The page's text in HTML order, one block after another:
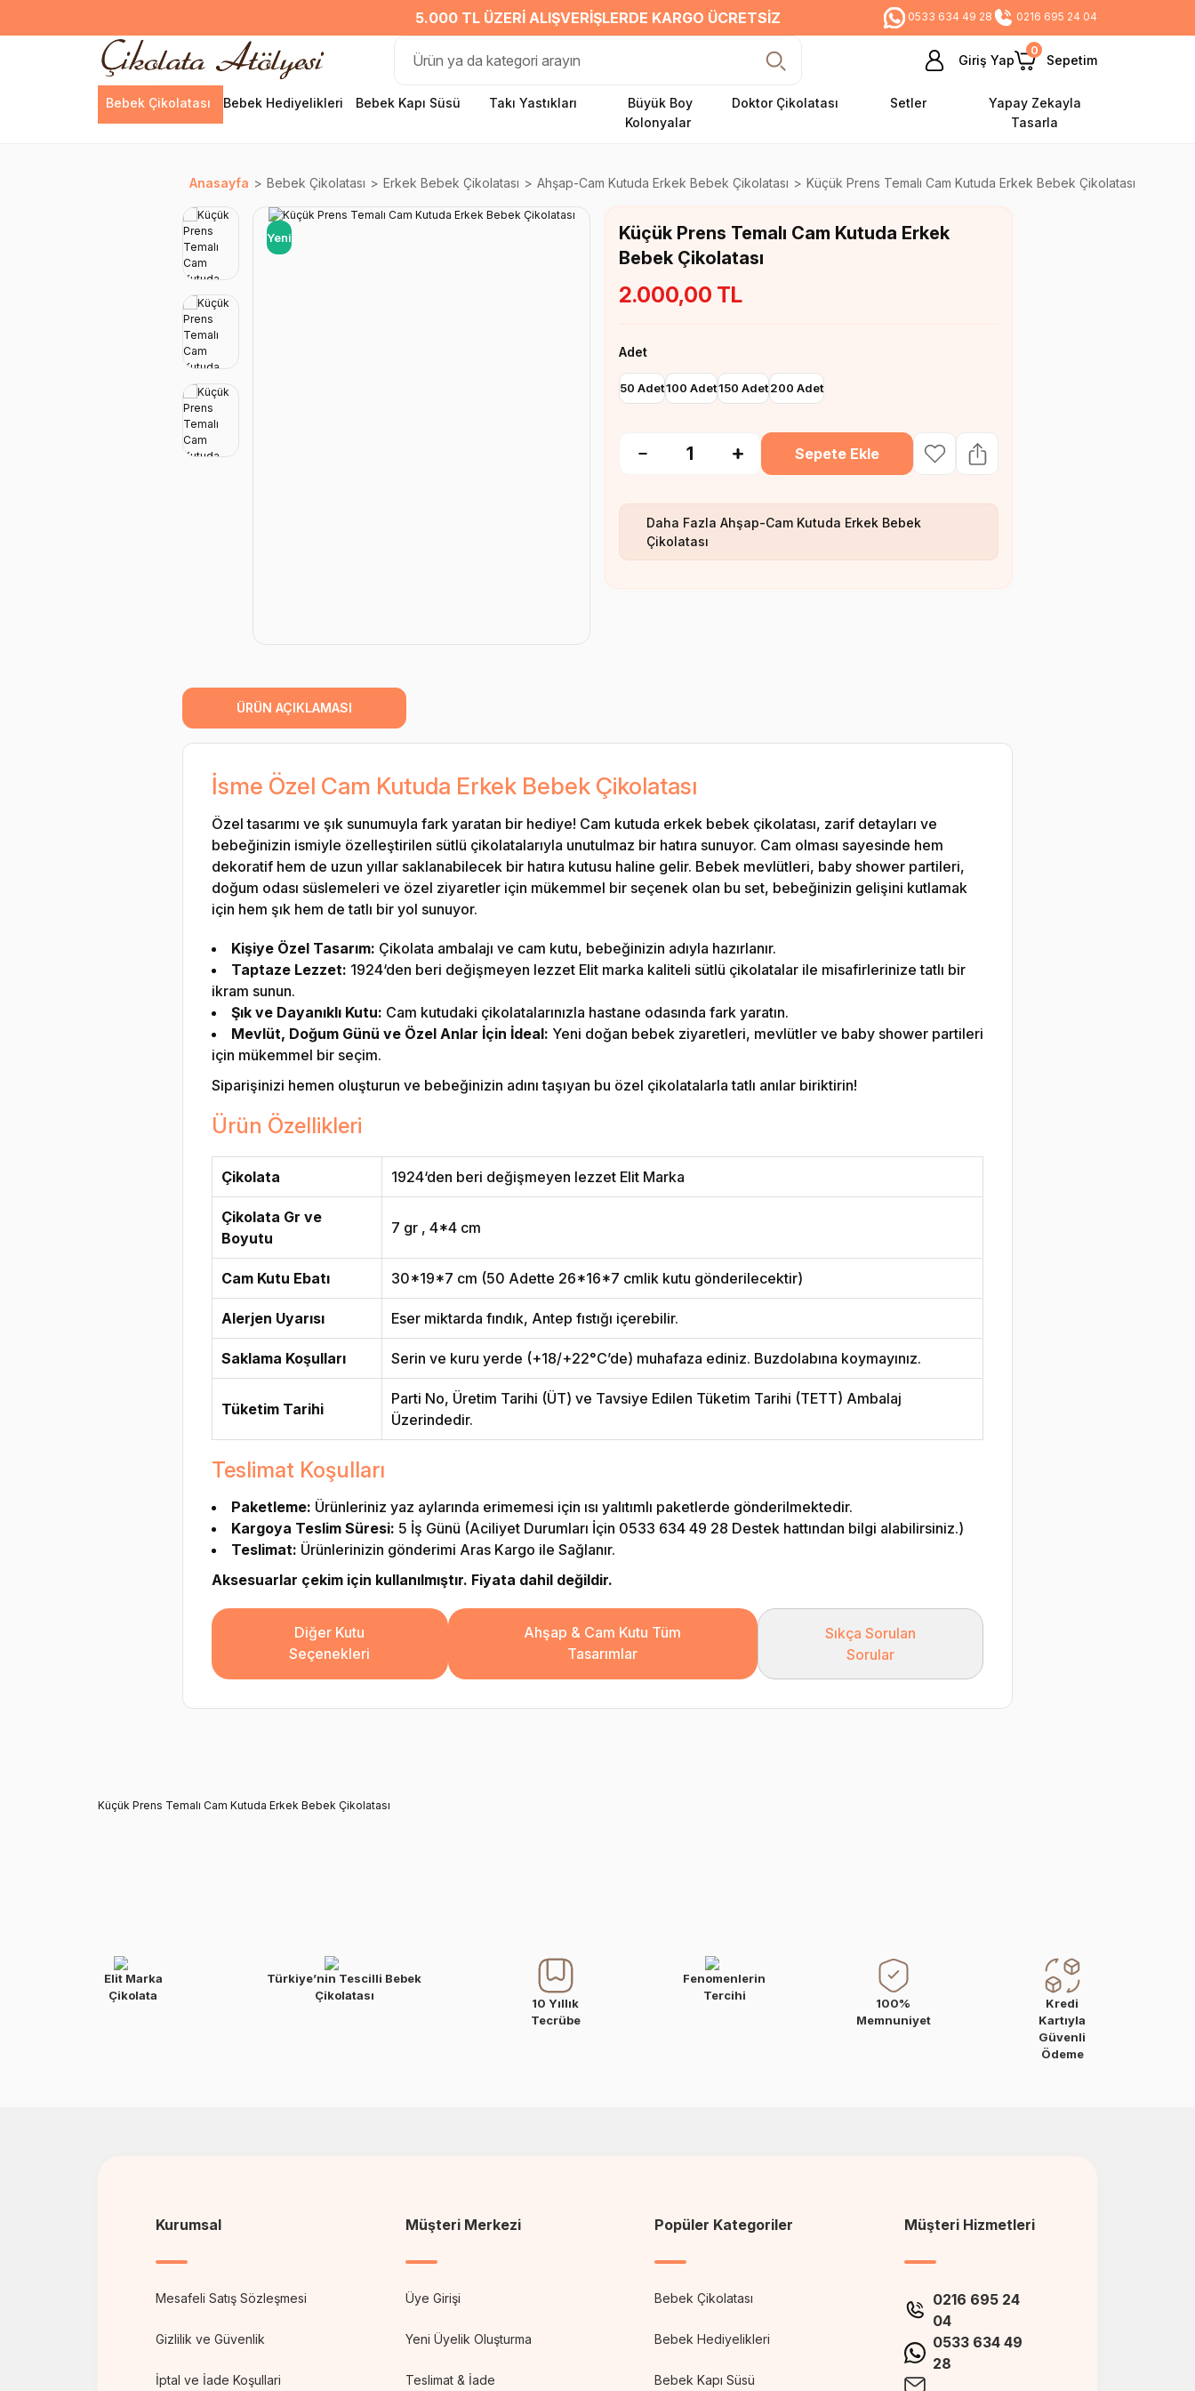
5.000 TL ÜZERI ALIŞVERIŞLERDE KARGO ÜCRETSIZ 0533 634 49 28 0216 695 24 04
Giriş Yap
0
Sepetim
Bebek Çikolatası Bebek Hediyelikleri Bebek Kapı Süsü Takı Yastıkları
Büyük Boy
Kolonyalar
Doktor Çikolatası Setler
Yapay Zekayla
Tasarla
Anasayfa Bebek Çikolatası Erkek Bebek Çikolatası Ahşap-Cam Kutuda Erkek Bebek Çikolatası Küçük Prens Temalı Cam Kutuda Erkek Bebek Çikolatası
Yeni
Küçük Prens Temalı Cam Kutuda Erkek
Bebek Çikolatası
2.000,00 TL
Adet
50 Adet100 Adet150 Adet200 Adet
Sepete Ekle
Daha Fazla Ahşap-Cam Kutuda Erkek Bebek
Çikolatası
ÜRÜN AÇIKLAMASI
İsme Özel Cam Kutuda Erkek Bebek Çikolatası
Özel tasarımı ve şık sunumuyla fark yaratan bir hediye! Cam kutuda erkek bebek çikolatası, zarif detayları ve
bebeğinizin ismiyle özelleştirilen sütlü çikolatalarıyla unutulmaz bir hatıra sunuyor. Cam olması sayesinde hem
dekoratif hem de uzun yıllar saklanabilecek bir hatıra kutusu haline gelir. Bebek mevlütleri, baby shower partileri,
doğum odası süslemeleri ve özel ziyaretler için mükemmel bir seçenek olan bu set, bebeğinizin gelişini kutlamak
için hem şık hem de tatlı bir yol sunuyor.
Kişiye Özel Tasarım: Çikolata ambalajı ve cam kutu, bebeğinizin adıyla hazırlanır.
Taptaze Lezzet: 1924‘den beri değişmeyen lezzet Elit marka kaliteli sütlü çikolatalar ile misafirlerinize tatlı bir
ikram sunun.
Şık ve Dayanıklı Kutu: Cam kutudaki çikolatalarınızla hastane odasında fark yaratın.
Mevlüt, Doğum Günü ve Özel Anlar İçin İdeal: Yeni doğan bebek ziyaretleri, mevlütler ve baby shower partileri
için mükemmel bir seçim.
Siparişinizi hemen oluşturun ve bebeğinizin adını taşıyan bu özel çikolatalarla tatlı anılar biriktirin!
Ürün Özellikleri
Çikolata 1924‘den beri değişmeyen lezzet Elit Marka
Çikolata Gr ve
Boyutu
7 gr , 4*4 cm
Cam Kutu Ebatı 30*19*7 cm (50 Adette 26*16*7 cmlik kutu gönderilecektir)
Alerjen Uyarısı Eser miktarda fındık, Antep fıstığı içerebilir.
Saklama Koşulları Serin ve kuru yerde (+18/+22°C’de) muhafaza ediniz. Buzdolabına koymayınız.
Tüketim Tarihi
Parti No, Üretim Tarihi (ÜT) ve Tavsiye Edilen Tüketim Tarihi (TETT) Ambalaj
Üzerindedir.
Teslimat Koşulları
Paketleme: Ürünleriniz yaz aylarında erimemesi için ısı yalıtımlı paketlerde gönderilmektedir.
Kargoya Teslim Süresi: 5 İş Günü (Aciliyet Durumları İçin 0533 634 49 28 Destek hattından bilgi alabilirsiniz.)
Teslimat: Ürünlerinizin gönderimi Aras Kargo ile Sağlanır.
Aksesuarlar çekim için kullanılmıştır. Fiyata dahil değildir.
Diğer Kutu
Seçenekleri
Ahşap & Cam Kutu Tüm
Tasarımlar
Sıkça Sorulan
Sorular
Küçük Prens Temalı Cam Kutuda Erkek Bebek Çikolatası
Elit Marka
Çikolata
Türkiye’nin Tescilli Bebek
Çikolatası
10 Yıllık
Tecrübe
Fenomenlerin
Tercihi
100%
Memnuniyet
Kredi
Kartıyla
Güvenli
Ödeme
Kurumsal
Mesafeli Satış Sözleşmesi
Gizlilik ve Güvenlik
İptal ve İade Koşullari
Müşteri Merkezi
Üye Girişi
Yeni Üyelik Oluşturma
Teslimat & İade
Popüler Kategoriler
Bebek Çikolatası
Bebek Hediyelikleri
Bebek Kapı Süsü
Müşteri Hizmetleri
0216 695 24
04
0533 634 49
28